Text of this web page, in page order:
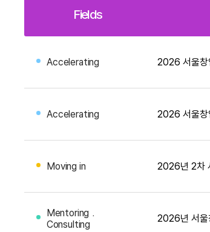
Fields
Accelerating
Accelerating 2026 서울창
Moving in 2026년 2차
Mentoring﹒
Consulting
2026년 서울